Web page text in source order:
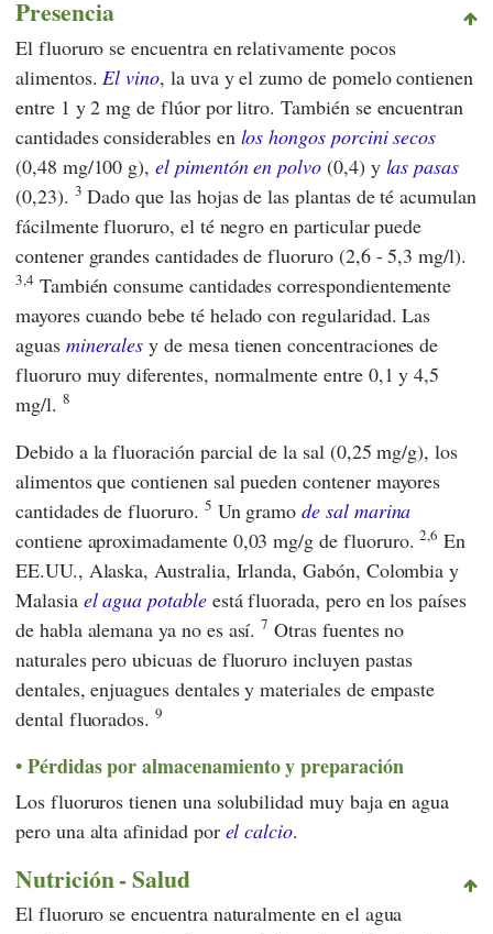
Presencia
El fluoruro se encuentra en relativamente pocos
alimentos. El vino, la uva y el zumo de pomelo contienen
entre 1 y 2 mg de flúor por litro. También se encuentran
cantidades considerables en los hongos porcini secos
(0,48 mg/100 g),el pimentón en polvo (0,4) y las pasas
(0,23). 3 Dado que las hojas de las plantas de té acumulan
fácilmente fluoruro, el té negro en particular puede
contener grandes cantidades de fluoruro (2,6 - 5,3 mg/l).
3,4 También consume cantidades correspondientemente
mayores cuando bebe té helado con regularidad. Las
aguas minerales y de mesa tienen concentraciones de
fluoruro muy diferentes, normalmente entre 0,1 y 4,5
mg/l. 8
Debido a la fluoración parcial de la sal (0,25 mg/g), los
alimentos que contienen sal pueden contener mayores
cantidades de fluoruro. 5 Un gramode sal marina
contiene aproximadamente 0,03 mg/g de fluoruro.2,6 En
EE.UU., Alaska, Australia, Irlanda, Gabón, Colombia y
Malasia el agua potableestá fluorada, pero en los países
de habla alemana ya no es así.7 Otras fuentes no
naturales pero ubicuas de fluoruro incluyen pastas
dentales, enjuagues dentales y materiales de empaste
dental fluorados.9
Pérdidas por almacenamiento y preparación
Los fluoruros tienen una solubilidad muy baja en agua
pero una alta afinidad por el calcio.
Nutrición - Salud
El fluoruro se encuentra naturalmente en el agua